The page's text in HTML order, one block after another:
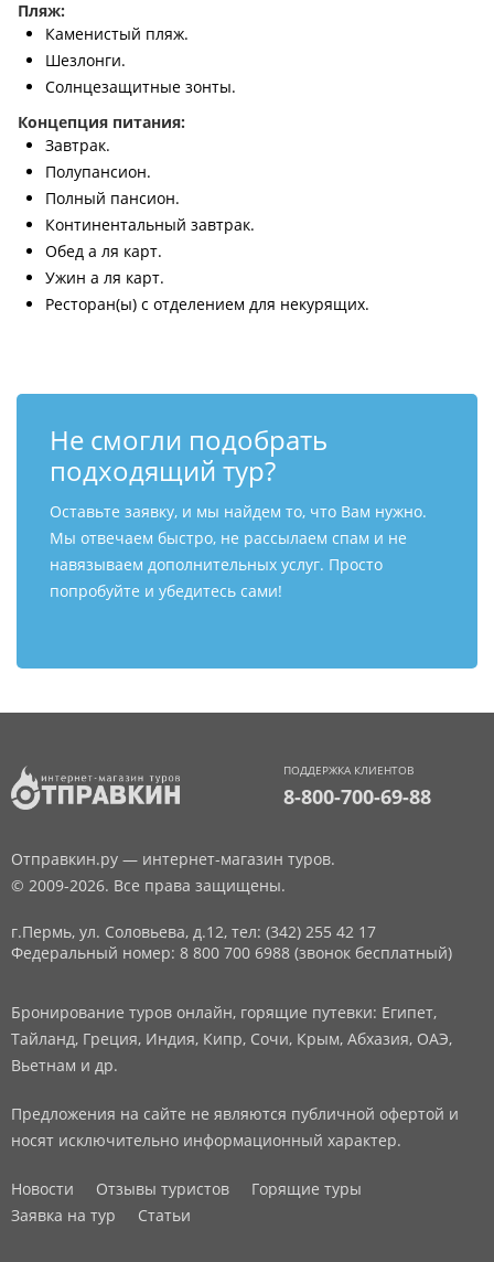
Пляж:
Каменистый пляж.
Шезлонги.
Солнцезащитные зонты.
Концепция питания:
Завтрак.
Полупансион.
Полный пансион.
Континентальный завтрак.
Обед а ля карт.
Ужин а ля карт.
Ресторан(ы) с отделением для некурящих.
Не смогли подобрать
подходящий тур?
Оставьте заявку, и мы найдем то, что Вам нужно.
Мы отвечаем быстро, не рассылаем спам и не
навязываем дополнительных услуг. Просто
попробуйте и убедитесь сами!
ПОДДЕРЖКА КЛИЕНТОВ
8-800-700-69-88
Отправкин.ру — интернет-магазин туров.
© 2009-2026. Все права защищены.
г.Пермь, ул. Соловьева, д.12, тел: (342) 255 42 17
Федеральный номер: 8 800 700 6988 (звонок бесплатный)
Бронирование туров онлайн, горящие путевки: Египет,
Тайланд, Греция, Индия, Кипр, Сочи, Крым, Абхазия, ОАЭ,
Вьетнам и др.
Предложения на сайте не являются публичной офертой и
носят исключительно информационный характер.
Новости Отзывы туристов
Горящие туры
Заявка на тур
Статьи